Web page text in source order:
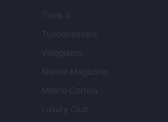
Think.it
Tuobenessere
Viaggiamo
Nonne Magazine
Milano Cortina
Luxury Club